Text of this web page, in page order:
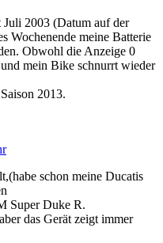
2003 (Datum auf der
Wochenende meine Batterie
Obwohl die Anzeige 0
mein Bike schnurrt wieder
2013.
schon meine Ducatis
Super Duke R.
das Gerät zeigt immer